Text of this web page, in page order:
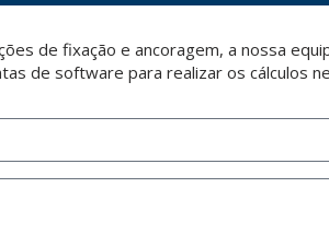
de fixação e ancoragem, a nossa
de software para realizar os cálculos